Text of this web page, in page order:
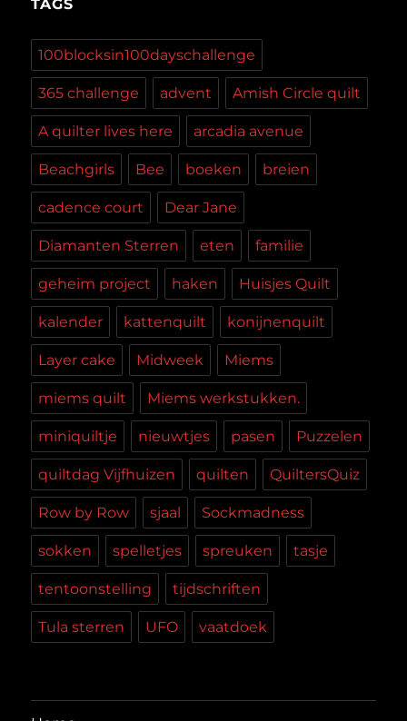
TAGS
100blocksin100dayschallenge
365 challenge advent Amish Circle quilt
A quilter lives here arcadia avenue
Beachgirls Bee boeken breien
cadence court Dear Jane
Diamanten Sterren eten familie
geheim project haken Huisjes Quilt
kalender kattenquilt konijnenquilt
Layer cake Midweek Miems
miems quilt Miems werkstukken.
miniquiltje nieuwtjes pasen Puzzelen
quiltdag Vijfhuizen quilten QuiltersQuiz
Row by Row sjaal Sockmadness
sokken spelletjes spreuken tasje
tentoonstelling tijdschriften
Tula sterren UFO vaatdoek